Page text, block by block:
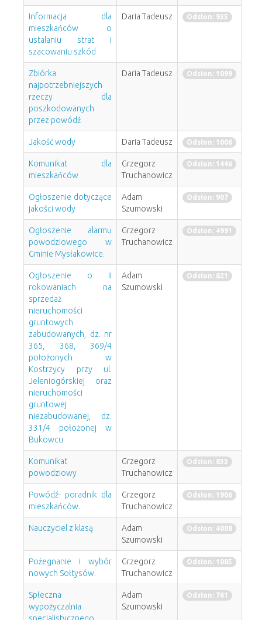
Informacja dla
mieszkańców o
ustalaniu strat i
szacowaniu szkód
Daria Tadeusz Odsłon: 935
Zbiórka
najpotrzebniejszych
rzeczy dla
poszkodowanych
przez powódź
Daria Tadeusz Odsłon: 1099
Jakość wody Daria Tadeusz Odsłon: 1006
Komunikat dla
mieszkańców
Grzegorz
Truchanowicz
Odsłon: 1446
Ogłoszenie dotyczące
jakości wody
Adam
Szumowski
Odsłon: 907
Ogłoszenie alarmu
powodziowego w
Gminie Mysłakowice.
Grzegorz
Truchanowicz
Odsłon: 4991
Ogłoszenie o II
rokowaniach na
sprzedaż
nieruchomości
gruntowych
zabudowanych, dz. nr
365, 368, 369/4
położonych w
Kostrzycy przy ul.
Jeleniogórskiej oraz
nieruchomości
gruntowej
niezabudowanej, dz.
331/4 położonej w
Bukowcu
Adam
Szumowski
Odsłon: 821
Komunikat
powodziowy
Grzegorz
Truchanowicz
Odsłon: 833
Powódź- poradnik dla
mieszkańców.
Grzegorz
Truchanowicz
Odsłon: 1906
Nauczyciel z klasą
Adam
Szumowski
Odsłon: 4008
Pożegnanie i wybór
nowych Sołtysów.
Grzegorz
Truchanowicz
Odsłon: 1085
Spłeczna
wypożyczalnia
Adam
Szumowski
Odsłon: 761